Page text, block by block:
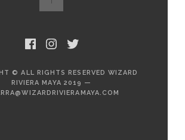
© ALL RIGHTS RESERVED WIZARD
RIVIERA MAYA 2019 —